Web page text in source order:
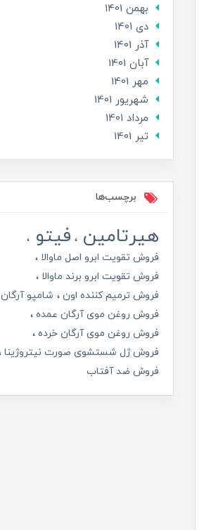
بهمن 1401
دی 1401
آذر 1401
آبان 1401
مهر 1401
شهریور 1401
مرداد 1401
تير 1401
برچسب‌ها
هیرتامین فیتو
فروش تقویت ابرو اصل ماوالا
فروش تقویت ابرو برند ماوالا
فروش ترمیم کننده اون
شامپو آرگان
فروش روغن موی آرگان عمده
فروش روغن موی آرگان خرده
فروش ژل شستشوی صورت نیتروژینا
فروش ضد آفتاب